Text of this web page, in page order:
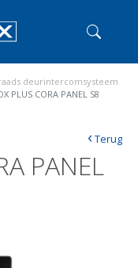
deurintercomsysteem
PLUS CORA PANEL S8
PANEL
‹Terug